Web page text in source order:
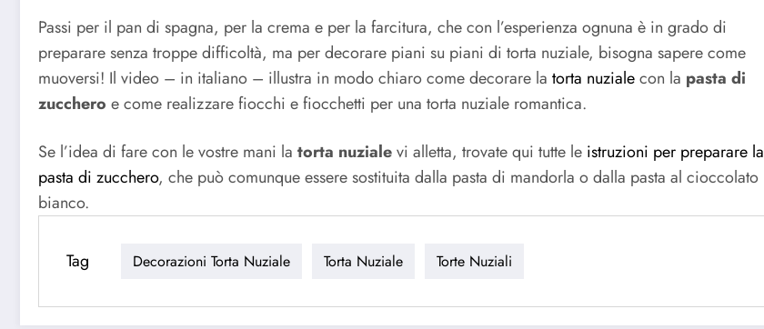
Passi per il pan di spagna, per la crema e per la farcitura, che con l’esperienza ognuna è in grado di
preparare senza troppe difficoltà, ma per decorare piani su piani di torta nuziale, bisogna sapere come
muoversi! Il video – in italiano – illustra in modo chiaro come decorare la torta nuzialecon la pasta di
zucchero e come realizzare fiocchi e fiocchetti per una torta nuziale romantica.
Se l’idea di fare con le vostre mani la torta nuzialevi alletta, trovate qui tutte le istruzioni per preparare la
pasta di zucchero, che può comunque essere sostituita dalla pasta di mandorla o dalla pasta al cioccolato
bianco.
Tag Decorazioni Torta Nuziale Torta Nuziale Torte Nuziali